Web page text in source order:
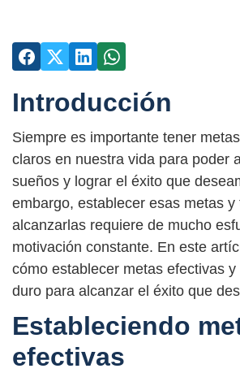
Introducción
Siempre es importante tener
claros en nuestra vida para poder
sueños y lograr el éxito que
embargo, establecer esas metas y
alcanzarlas requiere de mucho
motivación constante. En este
cómo establecer metas efectivas
duro para alcanzar el éxito que
Estableciendo
efectivas